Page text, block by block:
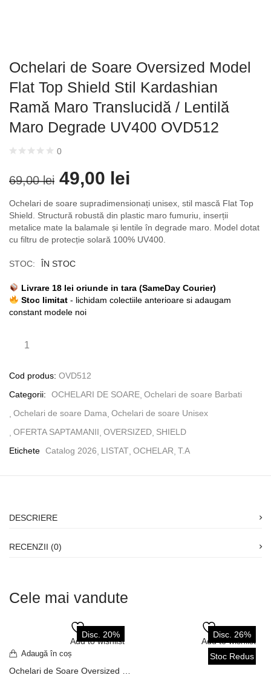
Ochelari de Soare Oversized Model
Flat Top Shield Stil Kardashian
Ramă Maro Translucidă / Lentilă
Maro Degrade UV400 OVD512
0
69,00lei 49,00 lei
Ochelari de soare supradimensionați unisex, stil mască Flat Top
Shield. Structură robustă din plastic maro fumuriu, inserții
metalice mate la balamale și lentile în degrade maro. Model dotat
cu filtru de protecție solară 100% UV400.
STOC: ÎN STOC
Livrare 18 lei oriunde in tara (SameDay Courier)
Stoc limitat- lichidam colectiile anterioare si adaugam
constant modele noi
Cod produs: OVD512
Categorii:
OCHELARI DE SOARE Ochelari de soare Barbati
Ochelari de soare Dama Ochelari de soare Unisex
OFERTA SAPTAMANII OVERSIZED SHIELD
Etichete Catalog 2026 LISTAT OCHELAR T.A
DESCRIERE
RECENZII (0)
Cele mai vandute
Disc. 20%
Adaugă în coș
Add to wishlist
Disc. 26%
Stoc Redus
Add to wishlist